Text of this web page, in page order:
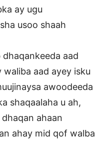
ay ugu
usoo shaah
aad
aad ayey isku
awoodeeda
shaqaalaha u ah,
ahaan
ahay mid qof walba